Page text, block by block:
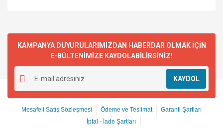
KAMPANYA DUYURULARIMIZDAN HABERDAR OLMAK İÇİN
E-BÜLTENİMİZE KAYDOLABİLİRSİNİZ!
KAYDOL
Mesafeli Satış Sözleşmesi Ödeme ve Teslimat
Garanti Şartları
İptal - İade Şartları